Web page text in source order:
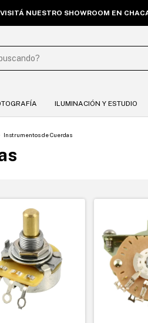
NUESTRO SHOWROOM EN
ILUMINACIÓN Y ESTUDIO
Instrumentos de Cuerdas